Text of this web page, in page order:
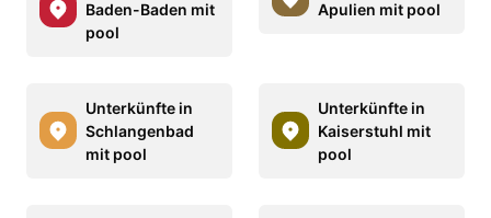
Baden-Baden mit
pool
Apulien mit pool
Unterkünfte in
Schlangenbad
mit pool
Unterkünfte in
Kaiserstuhl mit
pool